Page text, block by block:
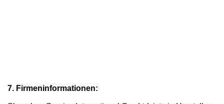
7. Firmeninformationen: